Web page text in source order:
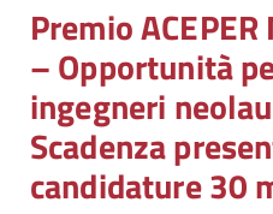
Premio
– Opportunità
ingegneri
Scadenza
candidature 30